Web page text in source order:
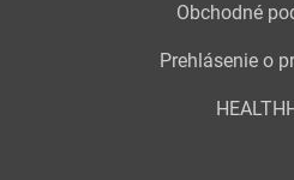
Obchodné
Prehlásenie o